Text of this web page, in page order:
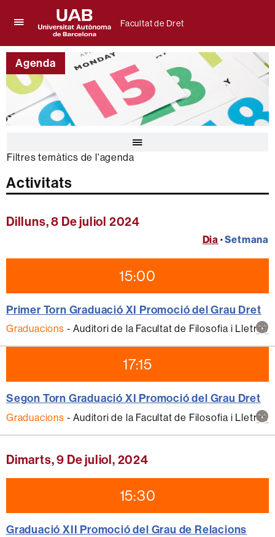
per
desplegar
el
menú
de
Facultat
de
Universitat
Autònoma
de
Barcelona
Facultat de Dret
Agenda
Prem
Filtres temàtics de l'agenda
Activitats
Dilluns, 8 De juliol 2024
Dia ·Setmana
15:00
Primer Torn Graduació XI Promoció del Grau Dret
Graduacions -Auditori de la Facultat de Filosofia i Lletres
17:15
Segon Torn Graduació XI Promoció del Grau Dret
Graduacions -Auditori de la Facultat de Filosofia i Lletres
Dimarts, 9 De juliol, 2024
15:30
Graduació XII Promoció del Grau de Relacions